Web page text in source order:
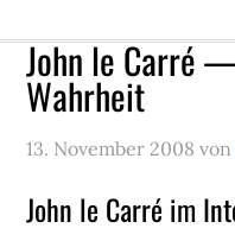
John le Carré
Wahrheit
13. November 2008
John le Carré im